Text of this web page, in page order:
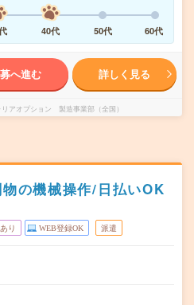
40代 50代 60代
へ進む 詳しく見る
アオプション 製造事業部（全国）
物の機械操作/日払いOK
り WEB登録OK 派遣